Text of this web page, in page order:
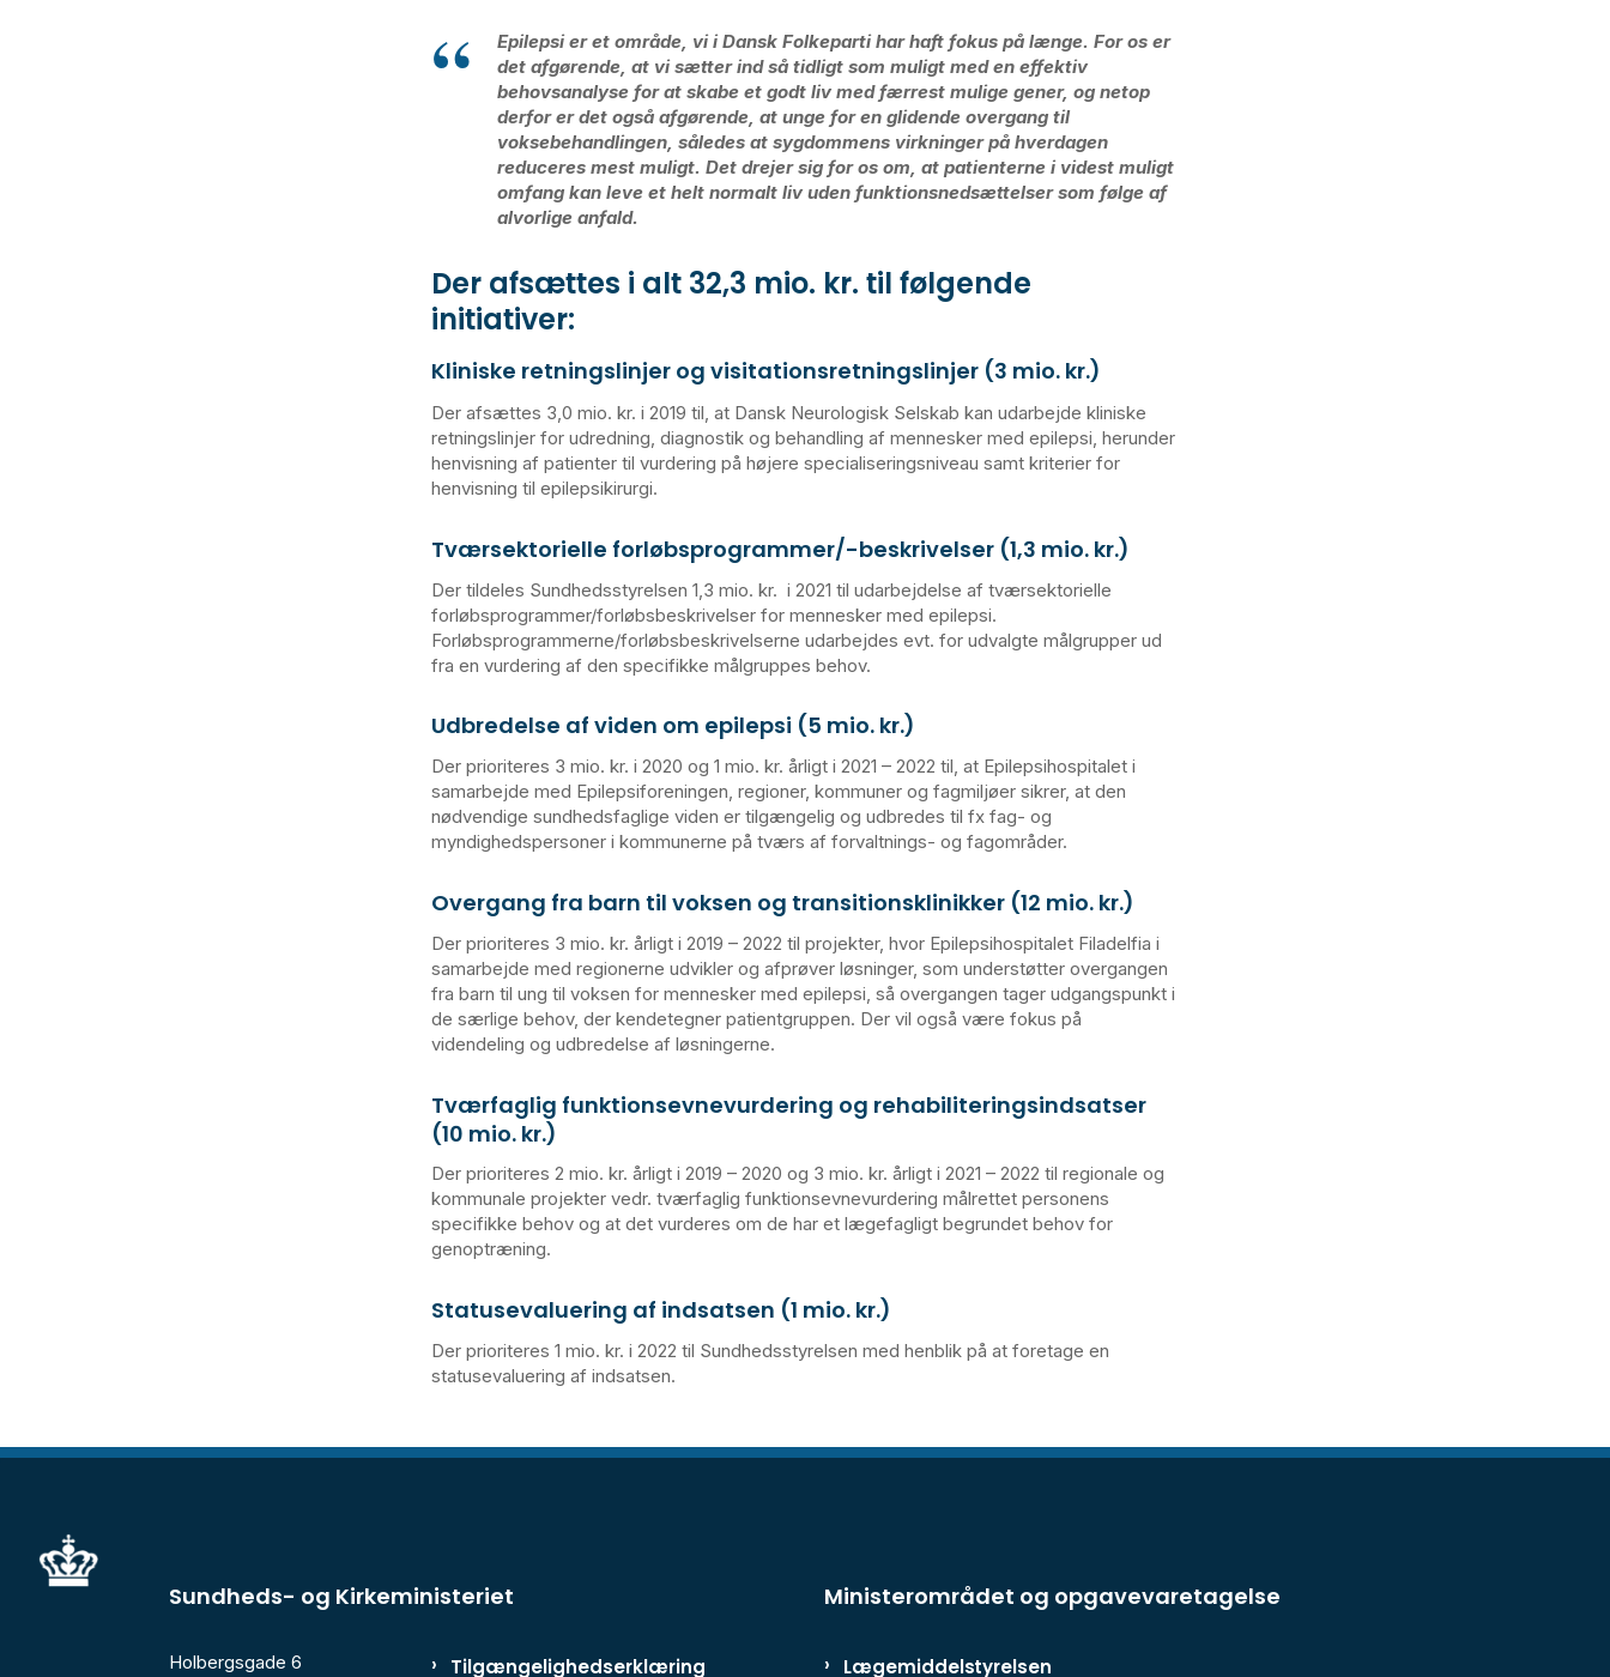
Epilepsi er et område, vi i Dansk Folkeparti har haft fokus på længe. For os er
det afgørende, at vi sætter ind så tidligt som muligt med en effektiv
behovsanalyse for at skabe et godt liv med færrest mulige gener, og netop
derfor er det også afgørende, at unge for en glidende overgang til
voksebehandlingen, således at sygdommens virkninger på hverdagen
reduceres mest muligt. Det drejer sig for os om, at patienterne i videst muligt
omfang kan leve et helt normalt liv uden funktionsnedsættelser som følge af
alvorlige anfald.
Der afsættes i alt 32,3 mio. kr. til følgende
initiativer:
Kliniske retningslinjer og visitationsretningslinjer (3 mio. kr.)
Der afsættes 3,0 mio. kr. i 2019 til, at Dansk Neurologisk Selskab kan udarbejde kliniske
retningslinjer for udredning, diagnostik og behandling af mennesker med epilepsi, herunder
henvisning af patienter til vurdering på højere specialiseringsniveau samt kriterier for
henvisning til epilepsikirurgi.
Tværsektorielle forløbsprogrammer/-beskrivelser (1,3 mio. kr.)
Der tildeles Sundhedsstyrelsen 1,3 mio. kr. i 2021 til udarbejdelse af tværsektorielle
forløbsprogrammer/forløbsbeskrivelser for mennesker med epilepsi.
Forløbsprogrammerne/forløbsbeskrivelserne udarbejdes evt. for udvalgte målgrupper ud
fra en vurdering af den specifikke målgruppes behov.
Udbredelse af viden om epilepsi (5 mio. kr.)
Der prioriteres 3 mio. kr. i 2020 og 1 mio. kr. årligt i 2021 – 2022 til, at Epilepsihospitalet i
samarbejde med Epilepsiforeningen, regioner, kommuner og fagmiljøer sikrer, at den
nødvendige sundhedsfaglige viden er tilgængelig og udbredes til fx fag- og
myndighedspersoner i kommunerne på tværs af forvaltnings- og fagområder.
Overgang fra barn til voksen og transitionsklinikker (12 mio. kr.)
Der prioriteres 3 mio. kr. årligt i 2019 – 2022 til projekter, hvor Epilepsihospitalet Filadelfia i
samarbejde med regionerne udvikler og afprøver løsninger, som understøtter overgangen
fra barn til ung til voksen for mennesker med epilepsi, så overgangen tager udgangspunkt i
de særlige behov, der kendetegner patientgruppen. Der vil også være fokus på
videndeling og udbredelse af løsningerne.
Tværfaglig funktionsevnevurdering og rehabiliteringsindsatser
(10 mio. kr.)
Der prioriteres 2 mio. kr. årligt i 2019 – 2020 og 3 mio. kr. årligt i 2021 – 2022 til regionale og
kommunale projekter vedr. tværfaglig funktionsevnevurdering målrettet personens
specifikke behov og at det vurderes om de har et lægefagligt begrundet behov for
genoptræning.
Statusevaluering af indsatsen (1 mio. kr.)
Der prioriteres 1 mio. kr. i 2022 til Sundhedsstyrelsen med henblik på at foretage en
statusevaluering af indsatsen.
Sundheds- og Kirkeministeriet Ministerområdet og opgavevaretagelse
Holbergsgade 6
Tilgængelighedserklæring Lægemiddelstyrelsen